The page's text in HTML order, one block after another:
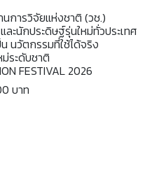
การวิจัยแห่งชาติ (วช.)
ะนักประดิษฐ์รุ่นใหม่ทั่วประเทศ
นวัตกรรมที่ใช้ได้จริง
ระดับชาติ
FESTIVAL 2026
บาท